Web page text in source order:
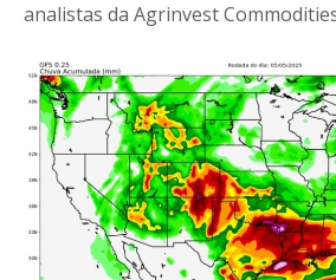
analistas da Agrinvest